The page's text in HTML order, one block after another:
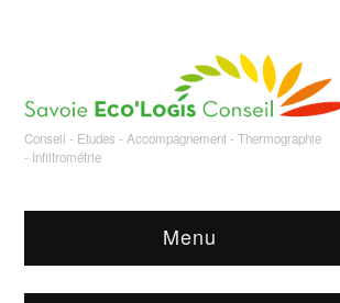
Conseil - Etudes - Accompagnement - Thermographie
- Infiltrométrie
Menu